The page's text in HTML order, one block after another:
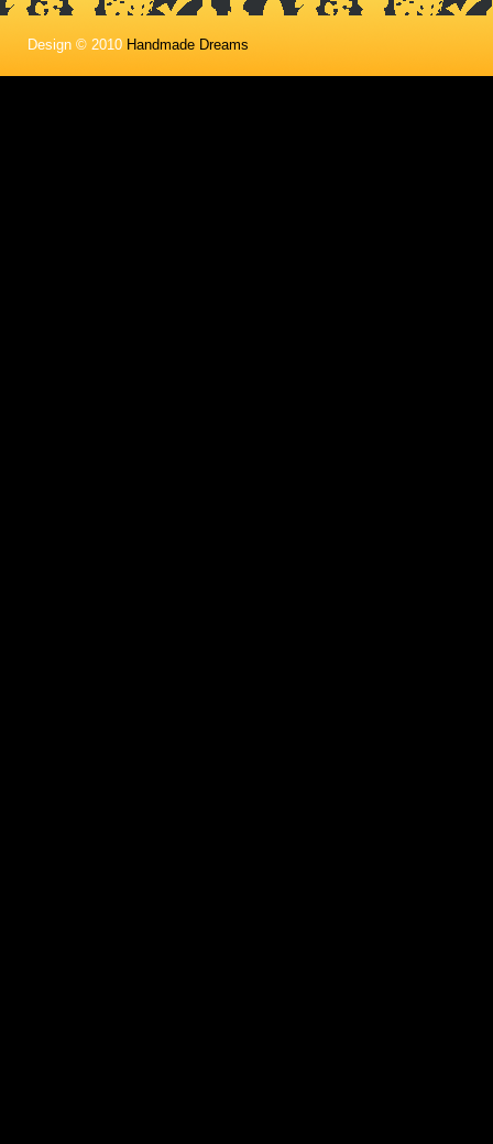
Design © 2010 Handmade Dreams